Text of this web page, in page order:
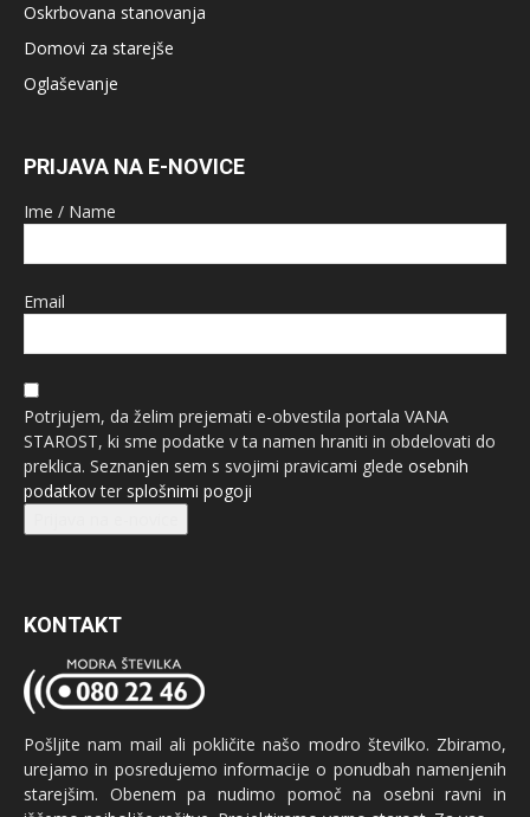
Oskrbovana stanovanja
Domovi za starejše
Oglaševanje
PRIJAVA NA E-NOVICE
Ime / Name
Email
Potrjujem, da želim prejemati e-obvestila portala VANA
STAROST, ki sme podatke v ta namen hraniti in obdelovati do
preklica. Seznanjen sem s svojimi pravicami glede osebnih
podatkovter splošnimi pogoji
KONTAKT
Pošljite nam mail ali pokličite našo modro številko. Zbiramo,
urejamo in posredujemo informacije o ponudbah namenjenih
starejšim. Obenem pa nudimo pomoč na osebni ravni in